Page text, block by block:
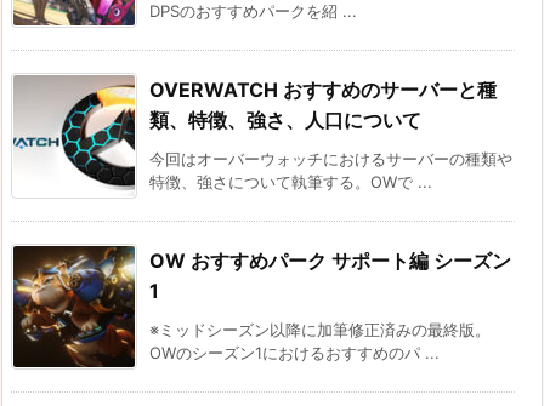
DPSのおすすめパークを紹 ...
OVERWATCH おすすめのサーバーと種
類、特徴、強さ、人口について
今回はオーバーウォッチにおけるサーバーの種類や
特徴、強さについて執筆する。OWで ...
OW おすすめパーク サポート編 シーズン
1
※ミッドシーズン以降に加筆修正済みの最終版。
OWのシーズン1におけるおすすめのパ ...